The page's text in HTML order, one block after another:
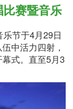
赛暨音乐
节于4月29日
中活力四射，
式。直至5月3